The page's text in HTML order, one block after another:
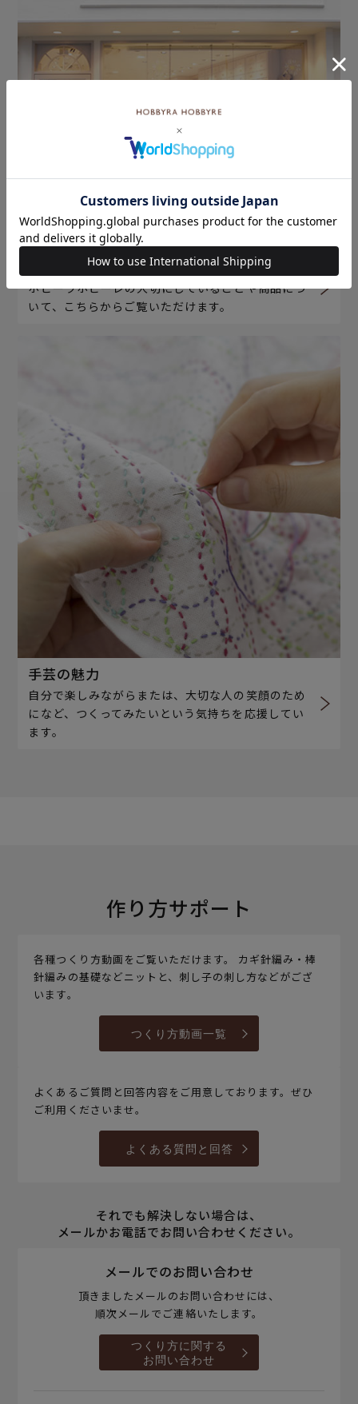
ホビーラホビーレについて
ホビーラホビーレの大切にしていることや商品につ
いて、こちらからご覧いただけます。
手芸の魅力
自分で楽しみながらまたは、大切な人の笑顔のため
になど、つくってみたいという気持ちを応援してい
ます。
作り方サポート
各種つくり方動画をご覧いただけます。 カギ針編み・棒
針編みの基礎などニットと、刺し子の刺し方などがござ
います。
つくり方動画一覧
よくあるご質問と回答内容をご用意しております。ぜひ
ご利用くださいませ。
よくある質問と回答
それでも解決しない場合は、
メールかお電話でお問い合わせください。
メールでのお問い合わせ
頂きましたメールのお問い合わせには、
順次メールでご連絡いたします。
つくり方に関する
お問い合わせ